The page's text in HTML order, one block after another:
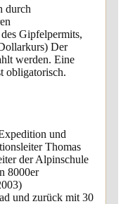
durch
Gipfelpermits,
Der
werden. Eine
obligatorisch.
und
Thomas
der Alpinschule
8000er
und zurück mit 30